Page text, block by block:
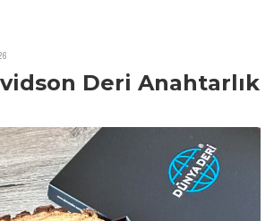
Deri Anahtarlık